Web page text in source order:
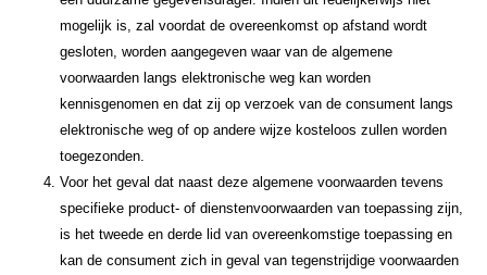
mogelijk is, zal voordat de overeenkomst op afstand wordt
gesloten, worden aangegeven waar van de algemene
voorwaarden langs elektronische weg kan worden
kennisgenomen en dat zij op verzoek van de consument langs
elektronische weg of op andere wijze kosteloos zullen worden
toegezonden.
Voor het geval dat naast deze algemene voorwaarden tevens
specifieke product- of dienstenvoorwaarden van toepassing zijn,
is het tweede en derde lid van overeenkomstige toepassing en
kan de consument zich in geval van tegenstrijdige voorwaarden